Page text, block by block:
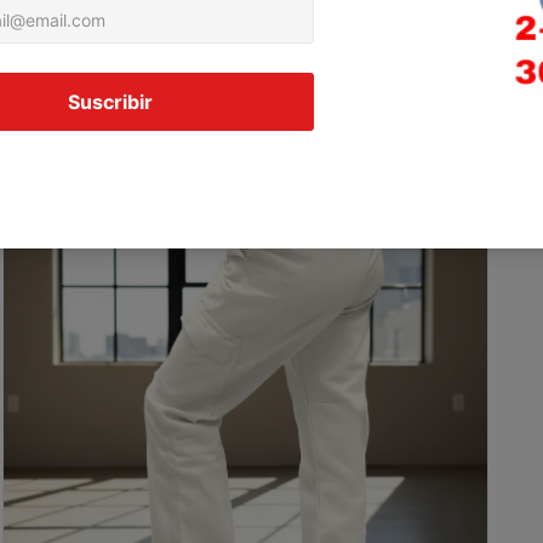
Agrega tu producto al carrito y
Meses sin Tarjeta.
En tu cuenta de Mercado Pago,
cantidad de mesesy confirma.
¿Tienes dudas? Consulta nuestra